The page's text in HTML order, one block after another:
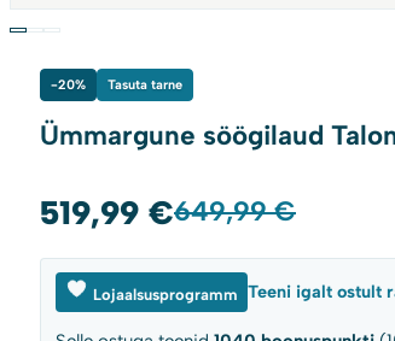
-20% Tasuta tarne
Ümmargune söögilaud
649,99€
Algne
oli:
649,99 €.
519,99 €
Current
is:
519,99 €.
Lojaalsusprogramm Teeni igalt ostult